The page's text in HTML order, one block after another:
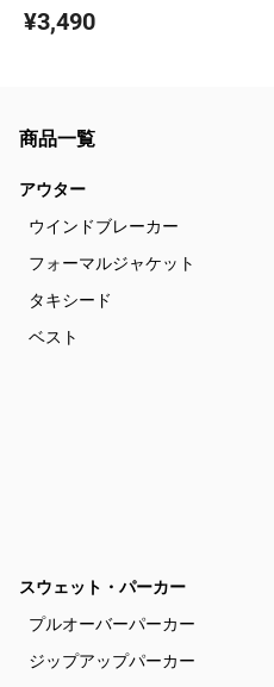
ズ スラックス
¥3,490
商品一覧
アウター
ウインドブレーカー
フォーマルジャケット
タキシード
ベスト
スウェット・パーカー
プルオーバーパーカー
ジップアップパーカー